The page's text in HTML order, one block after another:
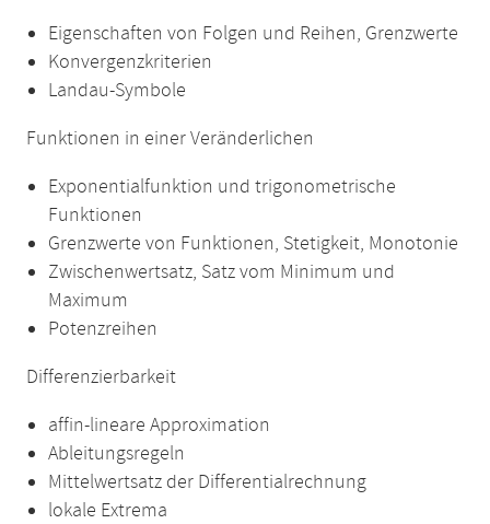
Eigenschaften von Folgen und Reihen, Grenzwerte
Konvergenzkriterien
Landau-Symbole
Funktionen in einer Veränderlichen
Exponentialfunktion und trigonometrische
Funktionen
Grenzwerte von Funktionen, Stetigkeit, Monotonie
Zwischenwertsatz, Satz vom Minimum und
Maximum
Potenzreihen
Differenzierbarkeit
affin-lineare Approximation
Ableitungsregeln
Mittelwertsatz der Differentialrechnung
lokale Extrema